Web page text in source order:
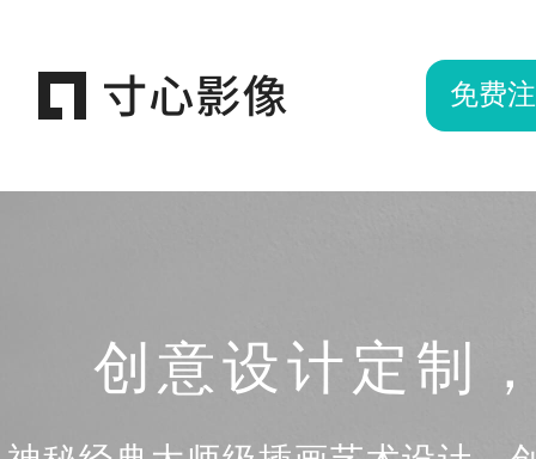
免费
创意设计定制